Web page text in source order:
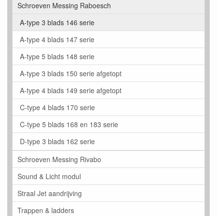
Schroeven Messing Raboesch
A-type 3 blads 146 serie
A-type 4 blads 147 serie
A-type 5 blads 148 serie
A-type 3 blads 150 serie afgetopt
A-type 4 blads 149 serie afgetopt
C-type 4 blads 170 serie
C-type 5 blads 168 en 183 serie
D-type 3 blads 162 serie
Schroeven Messing Rivabo
Sound & Licht modul
Straal Jet aandrijving
Trappen & ladders